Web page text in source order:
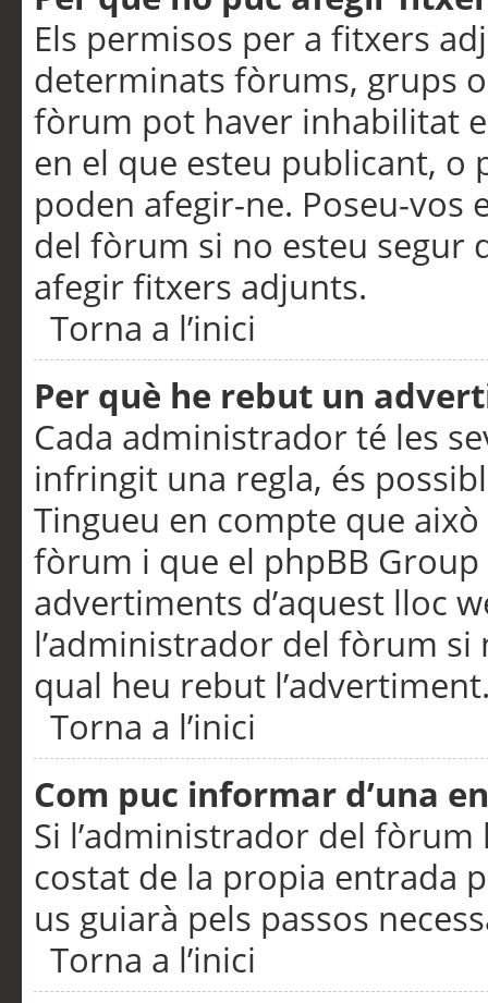
Els permisos per a fitxers
determinats fòrums, grups
fòrum pot haver inhabilitat
en el que esteu publicant,
poden afegir-ne. Poseu-vos
del fòrum si no esteu segur
afegir fitxers adjunts.
Torna a l’inici
Per què he rebut un
Cada administrador té les
infringit una regla, és
Tingueu en compte que
fòrum i que el phpBB
advertiments d’aquest lloc
l’administrador del fòrum
qual heu rebut
Torna a l’inici
Com puc informar d’una
Si l’administrador del
costat de la propia entrada
us guiarà pels passos
Torna a l’inici